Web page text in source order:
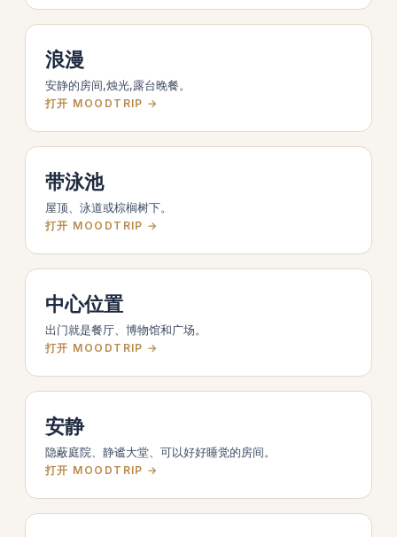
浪漫
安静的房间,烛光,露台晚餐。
打开 MOODTRIP →
带泳池
屋顶、泳道或棕榈树下。
打开 MOODTRIP →
中心位置
出门就是餐厅、博物馆和广场。
打开 MOODTRIP →
安静
隐蔽庭院、静谧大堂、可以好好睡觉的房间。
打开 MOODTRIP →